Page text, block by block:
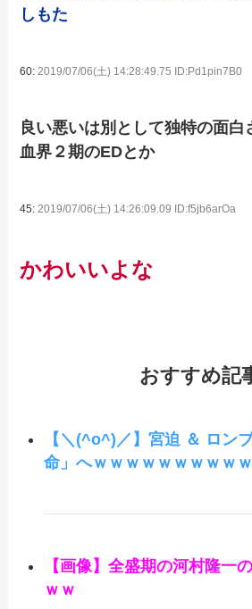
しもた
60:2019/07/06(土) 14:28:49.75 ID:Pd1pin7B0
良い悪いは別として独特の面白
血界２期のEDとか
45: 2019/07/06(土) 14:26:09.09 ID:f5jb6arOa
かわいいよな
おすすめ記
【＼(^o^)／】宮迫 ＆ ロン
命」へｗｗｗｗｗｗｗｗｗ
【画像】全盛期の河村隆一
ｗｗ